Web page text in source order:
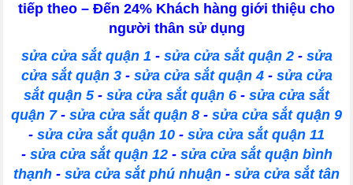
tiếp theo – Đến 24% Khách hàng giới thiệu cho
người thân sử dụng
sửa cửa sắt quận 1 - sửa cửa sắt quận 2- sửa
cửa sắt quận 3- sửa cửa sắt quận 4- sửa cửa
sắt quận 5- sửa cửa sắt quận 6 - sửa cửa sắt
quận 7- sửa cửa sắt quận 8 - sửa cửa sắt quận 9
- sửa cửa sắt quận 10 - sửa cửa sắt quận 11
- sửa cửa sắt quận 12- sửa cửa sắt quận bình
thạnh - sửa cửa sắt phú nhuận - sửa cửa sắt tân